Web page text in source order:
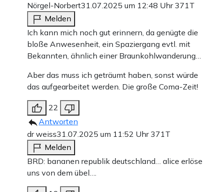
Nörgel-Norbert31.07.2025 um 12:48 Uhr371T
Melden
Ich kann mich noch gut erinnern, da genügte die
bloße Anwesenheit, ein Spaziergang evtl. mit
Bekannten, ähnlich einer Braunkohlwanderung…
Aber das muss ich geträumt haben, sonst würde
das aufgearbeitet werden. Die große Coma-Zeit!
22
Antworten
dr weiss31.07.2025 um 11:52 Uhr371T
Melden
BRD: bananen republik deutschland… alice erlöse
uns von dem übel….